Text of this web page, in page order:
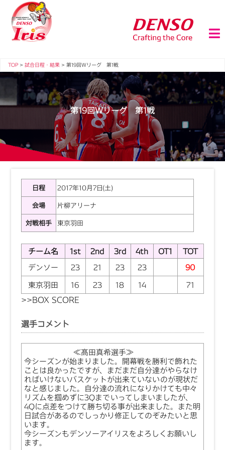
TOP > 試合日程・結果 > 第19回Ｗリーグ 第1戦
第19回Ｗリーグ 第1戦
日程
2017年10月7日(土)
会場
片柳アリーナ
対戦相手
東京羽田
チーム名 1st 2nd 3rd 4th OT1
TOT
デンソー
23 21 23 23
90
東京羽田
16 23 18 14 71
>>BOX SCORE
選手コメント
≪髙田真希選手≫
今シーズンが始まりました。開幕戦を勝利で飾れた
ことは良かったですが、まだまだ自分達がやらなけ
ればいけないバスケットが出来ていないのが現状だ
なと感じました。自分達の流れになりかけても中々
リズムを掴めずに3Qまでいってしまいましたが、
4Qに点差をつけて勝ち切る事が出来ました。また明
日試合があるのでしっかり修正してのぞみたいと思
います。
今シーズンもデンソーアイリスをよろしくお願いし
ます。